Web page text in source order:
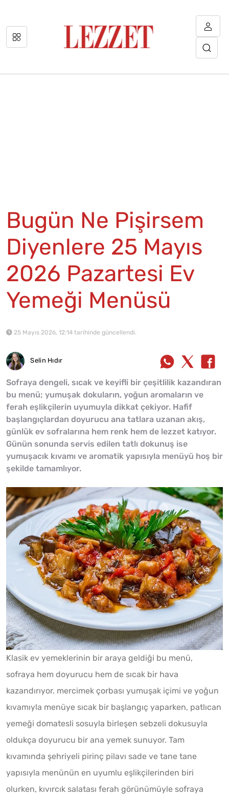
Bugün Ne Pişirsem
Diyenlere 25 Mayıs
2026 Pazartesi Ev
Yemeği Menüsü
25 Mayıs 2026, 12:14 tarihinde güncellendi.
Selin Hıdır
Sofraya dengeli, sıcak ve keyifli bir çeşitlilik kazandıran
bu menü; yumuşak dokuların, yoğun aromaların ve
ferah eşlikçilerin uyumuyla dikkat çekiyor. Hafif
başlangıçlardan doyurucu ana tatlara uzanan akış,
günlük ev sofralarına hem renk hem de lezzet katıyor.
Günün sonunda servis edilen tatlı dokunuş ise
yumuşacık kıvamı ve aromatik yapısıyla menüyü hoş bir
şekilde tamamlıyor.
Klasik ev yemeklerinin bir araya geldiği bu menü,
sofraya hem doyurucu hem de sıcak bir hava
kazandırıyor. mercimek çorbası yumuşak içimi ve yoğun
kıvamıyla menüye sıcak bir başlangıç yaparken, patlıcan
yemeği domatesli sosuyla birleşen sebzeli dokusuyla
oldukça doyurucu bir ana yemek sunuyor. Tam
kıvamında şehriyeli pirinç pilavı sade ve tane tane
yapısıyla menünün en uyumlu eşlikçilerinden biri
olurken, kıvırcık salatası ferah görünümüyle sofraya